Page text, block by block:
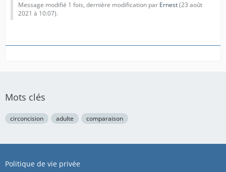
Message modifié 1 fois, dernière modification par Ernest(23 août
2021 à 10:07).
Mots clés
circoncision adulte comparaison
Politique de vie privée